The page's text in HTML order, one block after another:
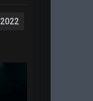
2022